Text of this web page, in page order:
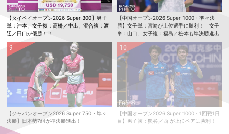
【タイペイオープン2026 Super 300】男子
単：沖本、女子複：髙橋／中出、混合複：渡
辺／田口が優勝！！
【中国オープン2026 Super 1000・準々決
勝】女子単：宮崎が上位選手に勝利！ 女子
単：山口、女子複：福島／松本も準決勝進出
【ジャパンオープン2026 Super 750・準々
決勝】日本勢7組が準決勝進出！
【中国オープン2026 Super 1000・1回戦1日
目】男子複：熊谷／西 が上位ペアに勝利！